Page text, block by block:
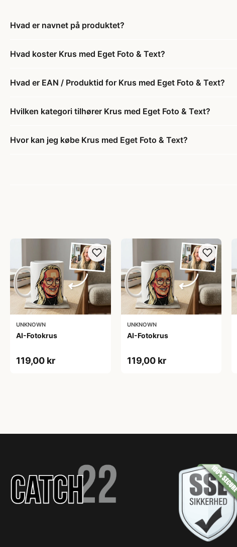
Hvad er navnet på produktet?
Hvad koster Krus med Eget Foto & Text?
Hvad er EAN / Produktid for Krus med Eget Foto & Text?
Hvilken kategori tilhører Krus med Eget Foto & Text?
Hvor kan jeg købe Krus med Eget Foto & Text?
UNKNOWN
AI-Fotokrus
119,00 kr
UNKNOWN
AI-Fotokrus
119,00 kr